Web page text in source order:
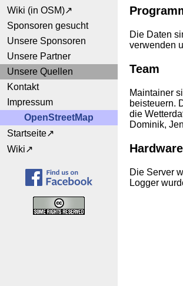
Wiki (in OSM)
Sponsoren gesucht
Unsere Sponsoren
Unsere Partner
Unsere Quellen
Kontakt
Impressum
OpenStreetMap
Startseite
Wiki
Die Daten
verwenden
Team
Maintainer
beisteuern.
die
Dominik,
Hardware
Die Server
Logger